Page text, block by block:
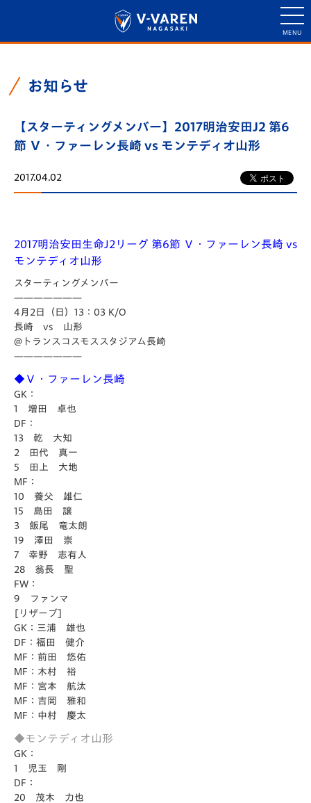
お知らせ
【スターティングメンバー】2017明治安田J2 第6
節 Ｖ・ファーレン長崎 vs モンテディオ山形
2017.04.02
2017明治安田生命J2リーグ 第6節 Ｖ・ファーレン長崎 vs
モンテディオ山形
スターティングメンバー
———————
4月2日（日）13：03 K/O
長崎 vs 山形
@トランスコスモススタジアム長崎
———————
◆Ｖ・ファーレン長崎
GK：
1 増田 卓也
DF：
13 乾 大知
2 田代 真一
5 田上 大地
MF：
10 養父 雄仁
15 島田 譲
3 飯尾 竜太朗
19 澤田 崇
7 幸野 志有人
28 翁長 聖
FW：
9 ファンマ
[リザーブ]
GK：三浦 雄也
DF：福田 健介
MF：前田 悠佑
MF：木村 裕
MF：宮本 航汰
MF：吉岡 雅和
MF：中村 慶太
◆モンテディオ山形
GK：
1 児玉 剛
DF：
20 茂木 力也